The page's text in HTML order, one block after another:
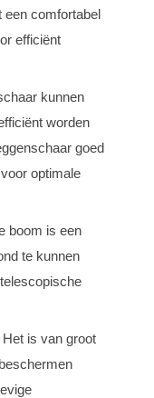
een comfortabel
efficiënt
kunnen
worden
goed
optimale
boom is een
te kunnen
is van groot